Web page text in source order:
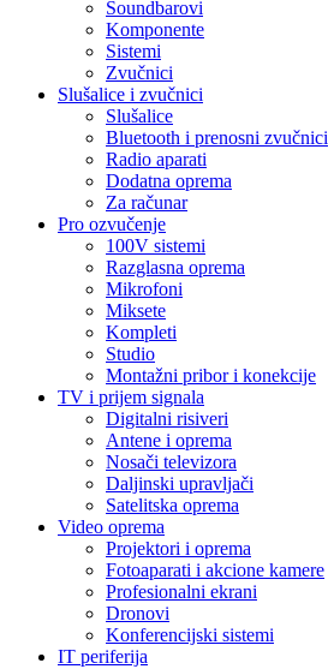
Soundbarovi
Komponente
Sistemi
Zvučnici
Slušalice i zvučnici
Slušalice
Bluetooth i prenosni zvučnici
Radio aparati
Dodatna oprema
Za računar
Pro ozvučenje
100V sistemi
Razglasna oprema
Mikrofoni
Miksete
Kompleti
Studio
Montažni pribor i konekcije
TV i prijem signala
Digitalni risiveri
Antene i oprema
Nosači televizora
Daljinski upravljači
Satelitska oprema
Video oprema
Projektori i oprema
Fotoaparati i akcione kamere
Profesionalni ekrani
Dronovi
Konferencijski sistemi
IT periferija